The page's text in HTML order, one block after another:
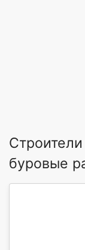
буровые